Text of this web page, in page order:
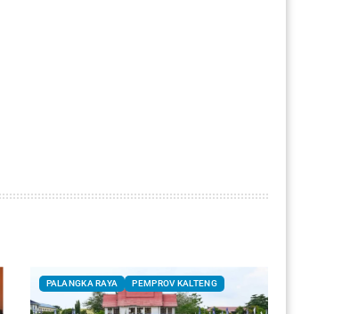
PALANGKA RAYA PEMPROV KALTENG